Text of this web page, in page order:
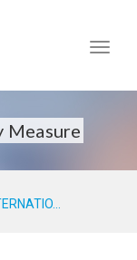
Toggle
Measure